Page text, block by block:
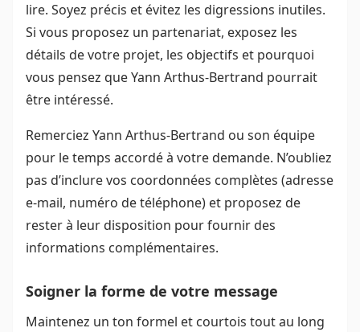
lire. Soyez précis et évitez les digressions inutiles.
Si vous proposez un partenariat, exposez les
détails de votre projet, les objectifs et pourquoi
vous pensez que Yann Arthus-Bertrand pourrait
être intéressé.
Remerciez Yann Arthus-Bertrand ou son équipe
pour le temps accordé à votre demande. N’oubliez
pas d’inclure vos coordonnées complètes (adresse
e-mail, numéro de téléphone) et proposez de
rester à leur disposition pour fournir des
informations complémentaires.
Soigner la forme de votre message
Maintenez un ton formel et courtois tout au long